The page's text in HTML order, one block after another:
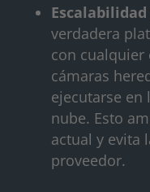
verdadera
con cualquier
cámaras
ejecutarse en
nube. Esto
actual y evita
proveedor.